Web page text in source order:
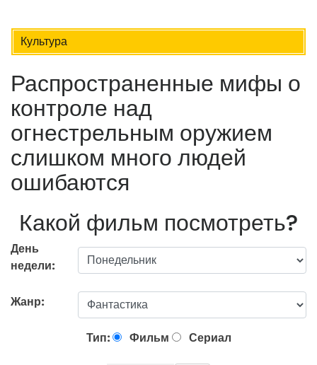
Культура
Распространенные мифы о
контроле над
огнестрельным оружием
слишком много людей
ошибаются
Какой фильм посмотреть?
День
недели:
Жанр:
Тип: Фильм Сериал